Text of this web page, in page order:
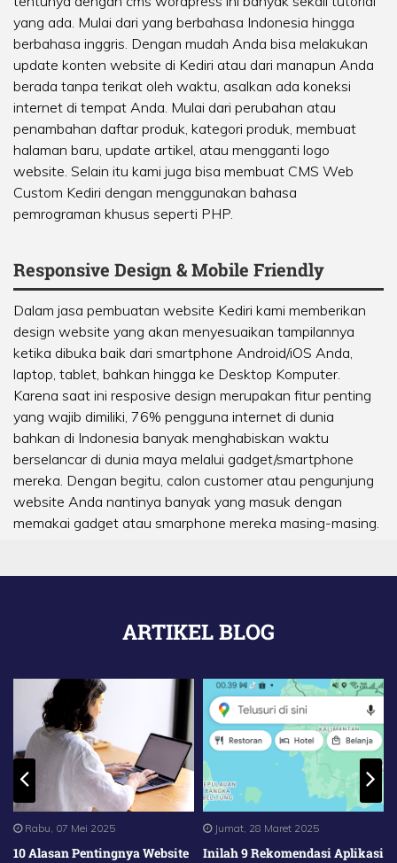
yang ada. Mulai dari yang berbahasa Indonesia hingga
berbahasa inggris. Dengan mudah Anda bisa melakukan
update konten website di Kediri atau dari manapun Anda
berada tanpa terikat oleh waktu, asalkan ada koneksi
internet di tempat Anda. Mulai dari perubahan atau
penambahan daftar produk, kategori produk, membuat
halaman baru, update artikel, atau mengganti logo
website. Selain itu kami juga bisa membuat CMS Web
Custom Kediri dengan menggunakan bahasa
pemrograman khusus seperti PHP.
Responsive Design & Mobile Friendly
Dalam jasa pembuatan website Kediri kami memberikan
design website yang akan menyesuaikan tampilannya
ketika dibuka baik dari smartphone Android/iOS Anda,
laptop, tablet, bahkan hingga ke Desktop Komputer.
Karena saat ini resposive design merupakan fitur penting
yang wajib dimiliki, 76% pengguna internet di dunia
bahkan di Indonesia banyak menghabiskan waktu
berselancar di dunia maya melalui gadget/smartphone
mereka. Dengan begitu, calon customer atau pengunjung
website Anda nantinya banyak yang masuk dengan
memakai gadget atau smarphone mereka masing-masing.
ARTIKEL BLOG
Rabu, 07 Mei 2025
10 Alasan Pentingnya Website
Jumat, 28 Maret 2025
Inilah 9 Rekomendasi Aplikasi